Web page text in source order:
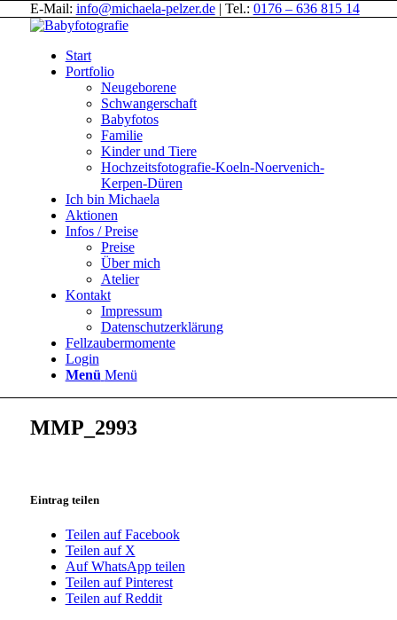
E-Mail: info@michaela-pelzer.de| Tel.: 0176 – 636 815 14
Start
Portfolio
Neugeborene
Schwangerschaft
Babyfotos
Familie
Kinder und Tiere
Hochzeitsfotografie-Koeln-Noervenich-
Kerpen-Düren
Ich bin Michaela
Aktionen
Infos / Preise
Preise
Über mich
Atelier
Kontakt
Impressum
Datenschutzerklärung
Fellzaubermomente
Login
Menü Menü
MMP_2993
Eintrag teilen
Teilen auf Facebook
Teilen auf X
Auf WhatsApp teilen
Teilen auf Pinterest
Teilen auf Reddit